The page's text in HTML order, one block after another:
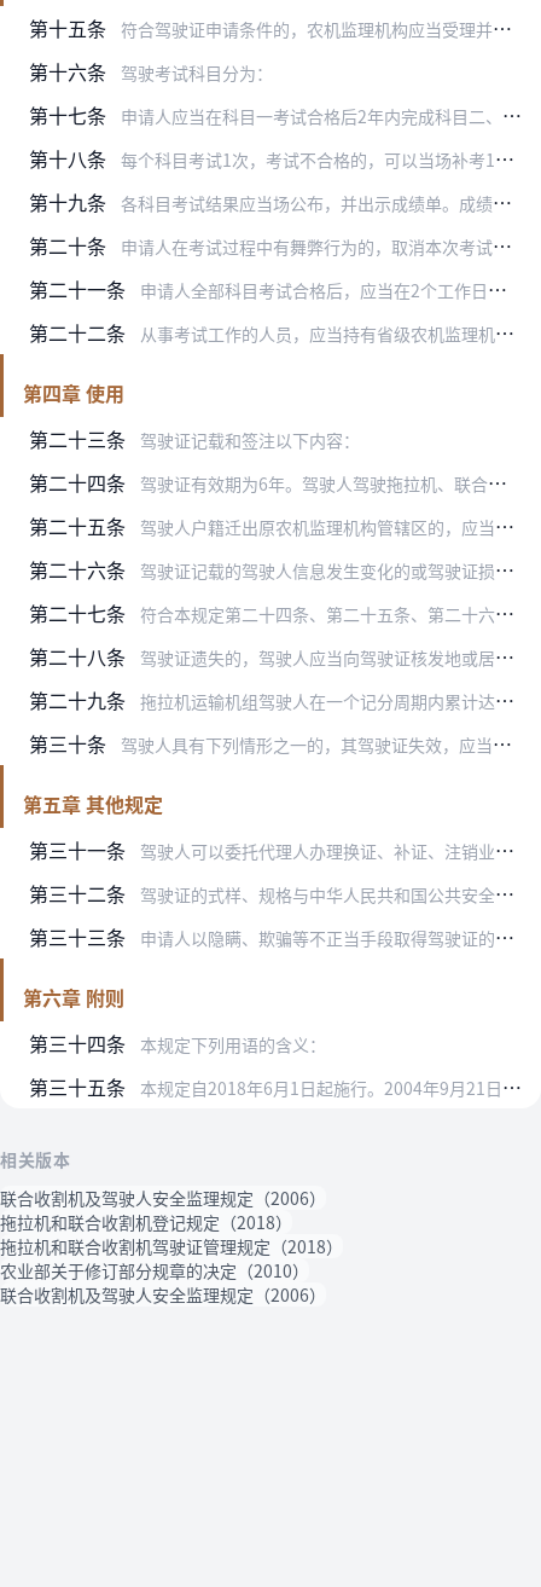
第十五条
符合驾驶证申请条件的，农机监理机构应当受理并在20日内安排考试。
第十六条 驾驶考试科目分为：
第十七条 申请人应当在科目一考试合格后2年内完成科目二、科目三、科目四考试。未在2年内完成考试的，已考试合格的科目成绩作废。
第十八条 每个科目考试1次，考试不合格的，可以当场补考1次。补考仍不合格的，申请人可以预约后再次补考，每次预约考试次数不超过2次。
第十九条 各科目考试结果应当场公布，并出示成绩单。成绩单由考试员和申请人共同签名。考试不合格的，应当说明不合格原因。
第二十条 申请人在考试过程中有舞弊行为的，取消本次考试资格，已经通过考试的其他科目成绩无效。
第二十一条 申请人全部科目考试合格后，应当在2个工作日内核发驾驶证。准予增加准驾机型的，应当收回原驾驶证。
第二十二条 从事考试工作的人员，应当持有省级农机监理机构核发的考试员证件，认真履行考试职责，严格遵守考试工作纪律。
第四章 使用
第二十三条
驾驶证记载和签注以下内容：
第二十四条 驾驶证有效期为6年。驾驶人驾驶拖拉机、联合收割机时，应当随身携带。
第二十五条 驾驶人户籍迁出原农机监理机构管辖区的，应当向迁入地农机监理机构申请换证；驾驶人在驾驶证核发地农机监理机构管辖区以外居住的，可以向居住地农机监理机构申请换证。申请…
第二十六条 驾驶证记载的驾驶人信息发生变化的或驾驶证损毁无法辨认的，驾驶人应当及时到驾驶证核发地或居住地农机监理机构申请换证。申请换证时应当填写申请表，提交驾驶人身份证明和…
第二十七条 符合本规定第二十四条、第二十五条、第二十六条换证条件的，农机监理机构应当在2个工作日内换发驾驶证，并收回原驾驶证。
第二十八条 驾驶证遗失的，驾驶人应当向驾驶证核发地或居住地农机监理机构申请补发。申请时应当填写申请表，提交驾驶人身份证明。
第二十九条 拖拉机运输机组驾驶人在一个记分周期内累计达到12分的，农机监理机构在接到公安部门通报后，应当通知驾驶人在15日内接受道路交通安全法律法规和相关知识的教育。驾驶人…
第三十条 驾驶人具有下列情形之一的，其驾驶证失效，应当注销：
第五章 其他规定
第三十一条
驾驶人可以委托代理人办理换证、补证、注销业务。代理人办理相关业务时，除规定材料外，还应当提交代理人身份证明、经申请人签字的委托书。
第三十二条 驾驶证的式样、规格与中华人民共和国公共安全行业标准《中华人民共和国机动车驾驶证件》一致，按照农业行业标准《中华人民共和国拖拉机和联合收割机驾驶证》执行。相关表格…
第三十三条 申请人以隐瞒、欺骗等不正当手段取得驾驶证的，应当撤销驾驶许可，并收回驾驶证。
第六章 附则
第三十四条
本规定下列用语的含义：
第三十五条 本规定自2018年6月1日起施行。2004年9月21日公布、2010年11月26日修订的《拖拉机驾驶证申领和使用规定》和2006年11月2日公布、2010年11…
相关版本
联合收割机及驾驶人安全监理规定（2006）
拖拉机和联合收割机登记规定（2018）
拖拉机和联合收割机驾驶证管理规定（2018）
农业部关于修订部分规章的决定（2010）
联合收割机及驾驶人安全监理规定（2006）